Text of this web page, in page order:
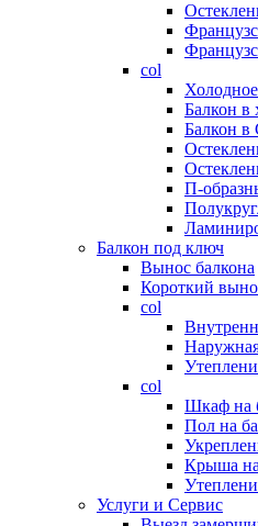
col
Балкон в
Балкон в
П-
Балкон под ключ
Вынос балкона
Короткий
col
col
Шкаф на
Пол на
Крыша
Услуги и Сервис